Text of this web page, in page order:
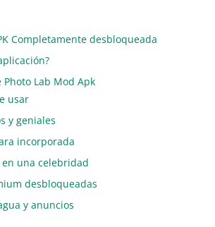
Completamente desbloqueada
Lab Mod Apk
usar
y geniales
incorporada
una celebridad
desbloqueadas
y anuncios